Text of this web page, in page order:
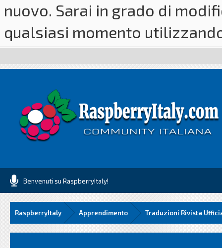
nuovo. Sarai in grado di
qualsiasi momento
Benvenuti su RaspberryItaly!
RaspberryItaly Apprendimento Traduzioni Rivista